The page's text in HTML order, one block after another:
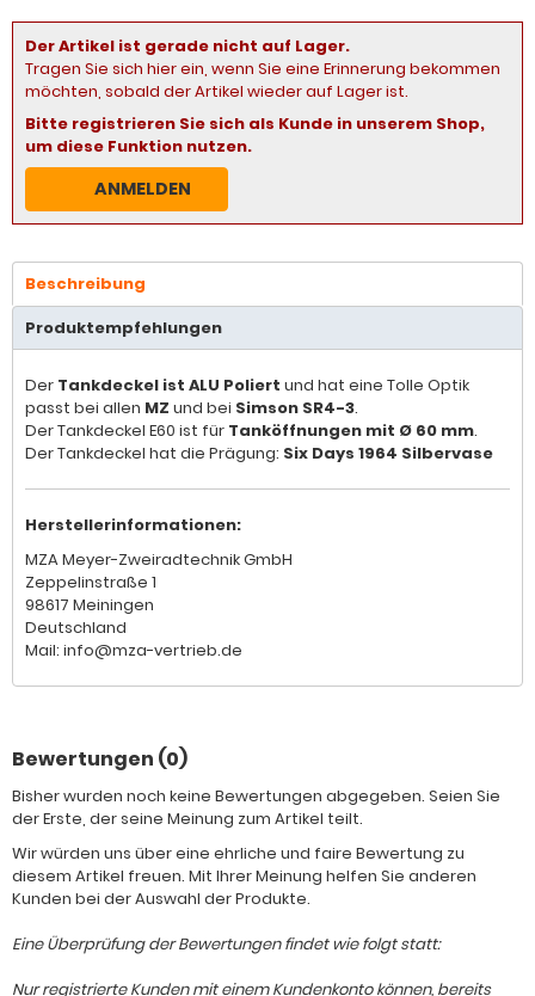
Der Artikel ist gerade nicht auf Lager.
Tragen Sie sich hier ein, wenn Sie eine Erinnerung bekommen
möchten, sobald der Artikel wieder auf Lager ist.
Bitte registrieren Sie sich als Kunde in unserem Shop,
um diese Funktion nutzen.
ANMELDEN
Beschreibung
Produktempfehlungen
Der Tankdeckel ist ALU Poliert und hat eine Tolle Optik
passt bei allen MZ und bei Simson SR4-3.
Der Tankdeckel E60 ist für Tanköffnungen mit Ø 60 mm.
Der Tankdeckel hat die Prägung: Six Days 1964 Silbervase
Herstellerinformationen:
MZA Meyer-Zweiradtechnik GmbH
Zeppelinstraße 1
98617 Meiningen
Deutschland
Mail: info@mza-vertrieb.de
Bewertungen (0)
Bisher wurden noch keine Bewertungen abgegeben. Seien Sie
der Erste, der seine Meinung zum Artikel teilt.
Wir würden uns über eine ehrliche und faire Bewertung zu
diesem Artikel freuen. Mit Ihrer Meinung helfen Sie anderen
Kunden bei der Auswahl der Produkte.
Eine Überprüfung der Bewertungen findet wie folgt statt:
Nur registrierte Kunden mit einem Kundenkonto können, bereits